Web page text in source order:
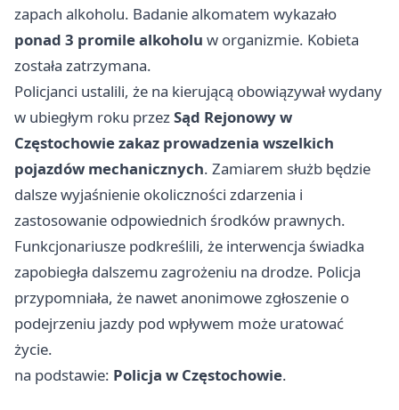
zapach alkoholu. Badanie alkomatem wykazało
ponad 3 promile alkoholu w organizmie. Kobieta
została zatrzymana.
Policjanci ustalili, że na kierującą obowiązywał wydany
w ubiegłym roku przezSąd Rejonowy w
Częstochowie zakaz prowadzenia wszelkich
pojazdów mechanicznych. Zamiarem służb będzie
dalsze wyjaśnienie okoliczności zdarzenia i
zastosowanie odpowiednich środków prawnych.
Funkcjonariusze podkreślili, że interwencja świadka
zapobiegła dalszemu zagrożeniu na drodze. Policja
przypomniała, że nawet anonimowe zgłoszenie o
podejrzeniu jazdy pod wpływem może uratować
życie.
na podstawie: Policja w Częstochowie.